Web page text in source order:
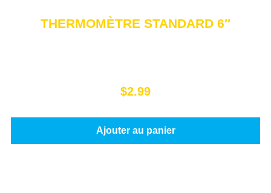
THERMOMÈTRE STANDARD 6″
$2.99
Ajouter au panier